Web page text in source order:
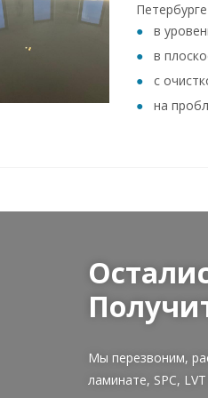
в
в
с
на
Мы перезвоним,
ламинате, SPC,